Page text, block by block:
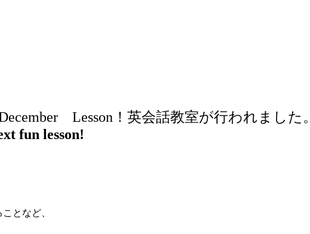
Lesson！英会話教室が行われました。
fun lesson!
となど、